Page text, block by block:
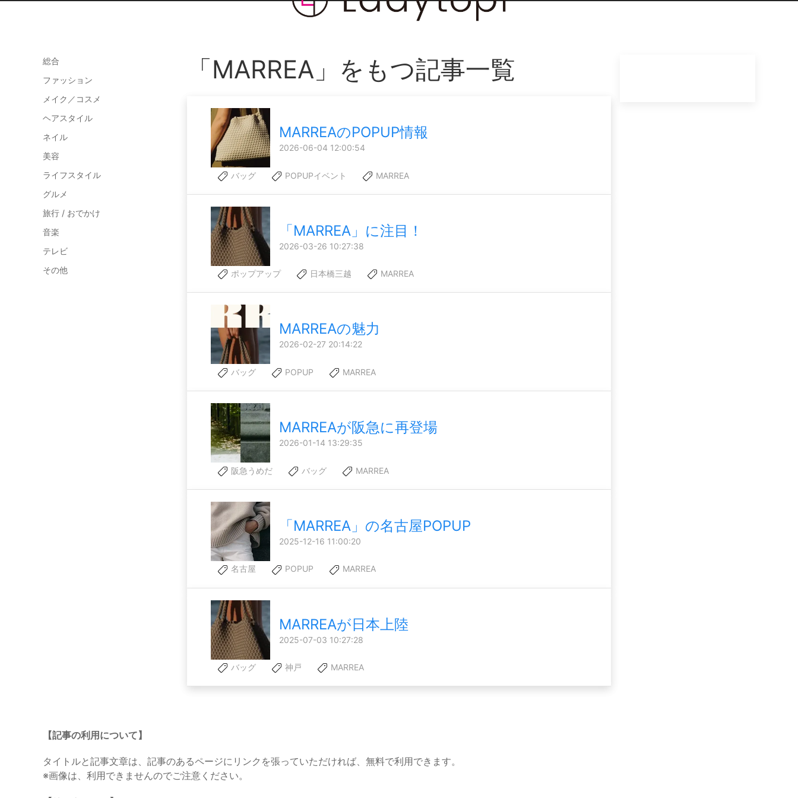
総合
ファッション
メイク／コスメ
ヘアスタイル
ネイル
美容
ライフスタイル
グルメ
旅行 / おでかけ
音楽
テレビ
その他
「MARREA」をもつ記事一覧
MARREAのPOPUP情報
2026-06-04 12:00:54
バッグ POPUPイベント MARREA
「MARREA」に注目！
2026-03-26 10:27:38
ポップアップ 日本橋三越 MARREA
MARREAの魅力
2026-02-27 20:14:22
バッグ POPUP MARREA
MARREAが阪急に再登場
2026-01-14 13:29:35
阪急うめだ バッグ MARREA
「MARREA」の名古屋POPUP
2025-12-16 11:00:20
名古屋 POPUP MARREA
MARREAが日本上陸
2025-07-03 10:27:28
バッグ 神戸 MARREA
【記事の利用について】
タイトルと記事文章は、記事のあるページにリンクを張っていただければ、無料で利用できます。
※画像は、利用できませんのでご注意ください。